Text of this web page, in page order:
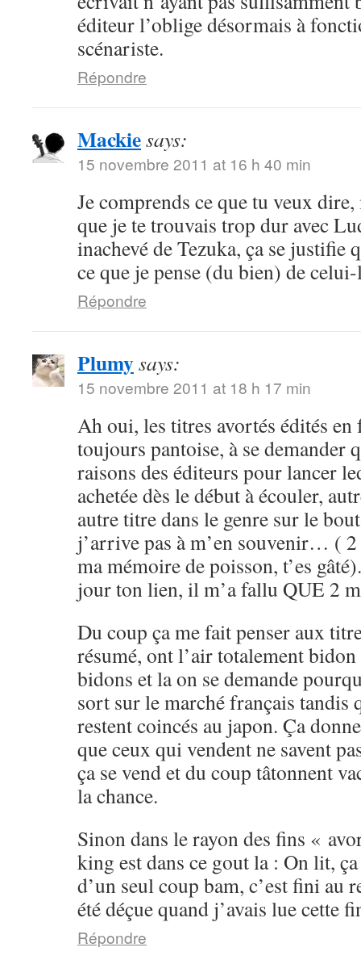
éditeur l’oblige désormais à
scénariste.
Répondre
Mackiesays:
15 novembre 2011 at 16 h 40 min
Je comprends ce que tu veux
que je te trouvais trop dur avec
inachevé de Tezuka, ça se justifie
ce que je pense (du bien) de
Répondre
Plumysays:
15 novembre 2011 at 18 h 17 min
Ah oui, les titres avortés édités en
toujours pantoise, à se demander
raisons des éditeurs pour lancer
achetée dès le début à écouler,
autre titre dans le genre sur le
j’arrive pas à m’en souvenir… ( 2
ma mémoire de poisson, t’es
jour ton lien, il m’a fallu QUE 2
Du coup ça me fait penser aux
résumé, ont l’air totalement
bidons et la on se demande
sort sur le marché français tandis
restent coincés au japon. Ça
que ceux qui vendent ne savent
ça se vend et du coup tâtonnent
la chance.
Sinon dans le rayon des fins «
king est dans ce gout la : On lit,
d’un seul coup bam, c’est fini au
été déçue quand j’avais lue cette
Répondre